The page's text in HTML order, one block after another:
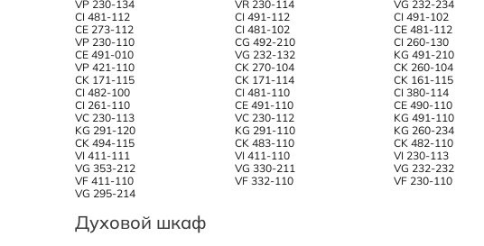
VP 230-134
VR 230-114 VG 232-234
CI 481-112
CI 491-112 CI 491-102
CE 273-112
CI 481-102 CE 481-112
VP 230-110
CG 492-210 CI 260-130
CE 491-010
VG 232-132 KG 491-210
VP 421-110
CK 270-104 CK 260-104
CK 171-115
CK 171-114 CK 161-115
CI 482-100
CI 481-110 CI 380-114
CI 261-110
CE 491-110 CE 490-110
VC 230-113
VC 230-112 KG 491-110
KG 291-120
KG 291-110 KG 260-234
CK 494-115
CK 483-110 CK 482-110
VI 411-111
VI 411-110 VI 230-113
VG 353-212
VG 330-211 VG 232-232
VF 411-110
VF 332-110 VF 230-110
VG 295-214
Духовой шкаф